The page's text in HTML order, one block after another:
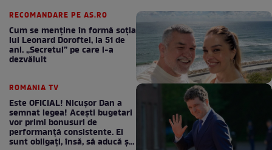
RECOMANDARE PE AS.RO
Cum se menţine în formă soţia
lui Leonard Doroftei, la 51 de
ani. „Secretul” pe care l-a
dezvăluit
ROMANIA TV
Este OFICIAL! Nicușor Dan a
semnat legea! Acești bugetari
vor primi bonusuri de
performanță consistente. Ei
sunt obligați, însă, să aducă și